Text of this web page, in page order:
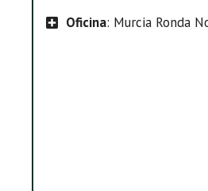
Oficina: Murcia Ronda